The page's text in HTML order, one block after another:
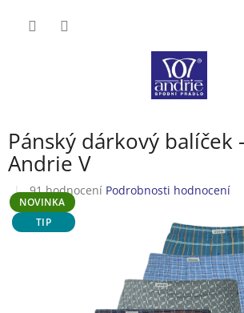
Pánský dárkový balíček
Andrie V
NOVINKA
TIP
Průměrné
hodnocení
produktu
je
91 hodnocení Podrobnosti hodnocení